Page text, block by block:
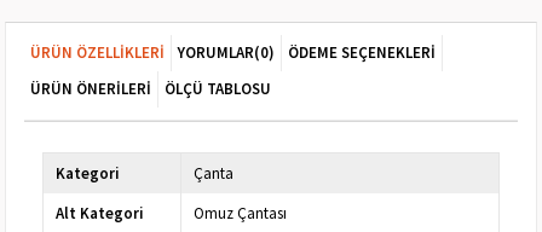
ÜRÜN ÖZELLIKLERI YORUMLAR(0)
ÖDEME SEÇENEKLERI
ÜRÜN ÖNERILERI
ÖLÇÜ TABLOSU
Kategori
Çanta
Alt Kategori
Omuz Çantası